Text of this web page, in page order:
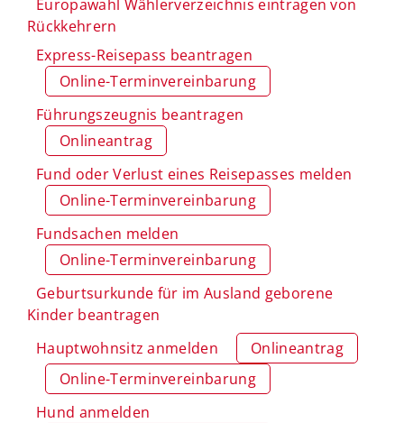
Europawahl Wählerverzeichnis eintragen von
Rückkehrern
Express-Reisepass beantragen
Online-Terminvereinbarung
Führungszeugnis beantragen
Onlineantrag
Fund oder Verlust eines Reisepasses melden
Online-Terminvereinbarung
Fundsachen melden
Online-Terminvereinbarung
Geburtsurkunde für im Ausland geborene
Kinder beantragen
Hauptwohnsitz anmelden
Onlineantrag
Online-Terminvereinbarung
Hund anmelden